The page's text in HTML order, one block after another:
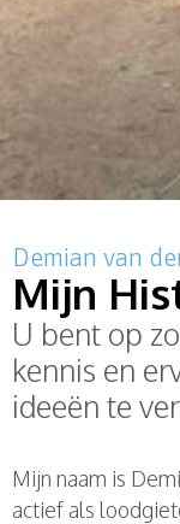
Demian van
Mijn
U bent op
kennis en
ideeën te
Mijn naam is
actief als